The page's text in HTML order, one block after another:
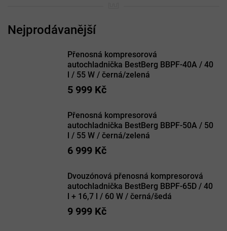
Přenosná kompresorová
autochladnička BestBerg BBPF-40A / 40
l / 55 W / černá/zelená
5 999 Kč
Přenosná kompresorová
autochladnička BestBerg BBPF-50A / 50
l / 55 W / černá/zelená
6 999 Kč
Dvouzónová přenosná kompresorová
autochladnička BestBerg BBPF-65D / 40
l + 16,7 l / 60 W / černá/šedá
9 999 Kč